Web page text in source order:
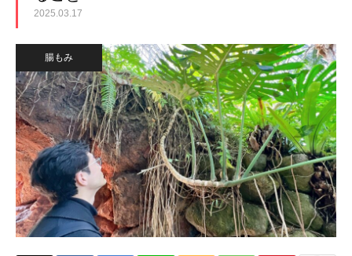
2025.03.17
腸もみ